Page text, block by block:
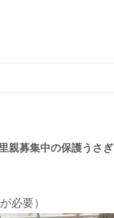
親募集中の保護うさぎ
必要）